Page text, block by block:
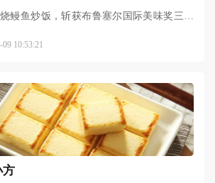
鳗鱼炒饭，斩获布鲁塞尔国际美味奖三星
差。
10:53:21
方